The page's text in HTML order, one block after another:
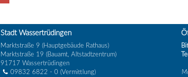
Stadt Wassertrüdingen
Marktstraße 9 (Hauptgebäude Rathaus)
Marktstraße 19 (Bauamt, Altstadtzentrum)
91717 Wassertrüdingen
09832 6822 - 0 (Vermittlung)